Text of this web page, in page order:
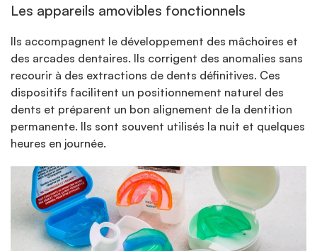
Les appareils amovibles fonctionnels
Ils accompagnent le développement des mâchoires et
des arcades dentaires. Ils corrigent des anomalies sans
recourir à des extractions de dents définitives. Ces
dispositifs facilitent un positionnement naturel des
dents et préparent un bon alignement de la dentition
permanente. Ils sont souvent utilisés la nuit et quelques
heures en journée.